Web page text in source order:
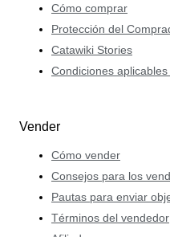
Cómo comprar
Protección del
Catawiki Stories
Condiciones
Vender
Cómo vender
Consejos para los
Pautas para enviar
Términos del vendedor